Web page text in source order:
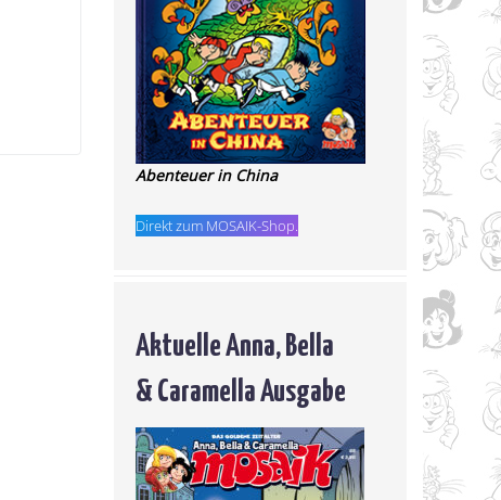
Abenteuer in China
Direkt zum MOSAIK-Shop.
Aktuelle Anna, Bella
& Caramella Ausgabe